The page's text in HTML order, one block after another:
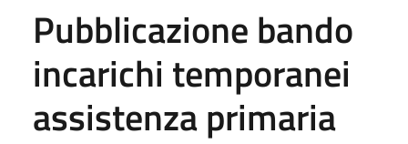
Pubblicazione bando
incarichi temporanei
assistenza primaria